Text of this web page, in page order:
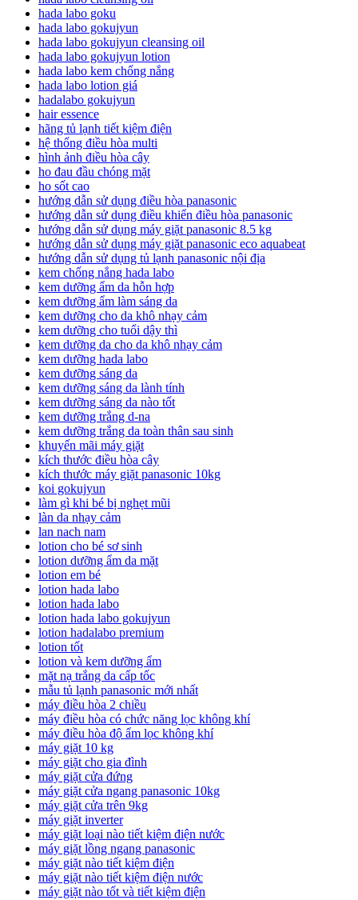
hada labo goku
hada labo gokujyun
hada labo gokujyun cleansing oil
hada labo gokujyun lotion
hada labo kem chống nắng
hada labo lotion giá
hadalabo gokujyun
hair essence
hãng tủ lạnh tiết kiệm điện
hệ thống điều hòa multi
hình ảnh điều hòa cây
ho đau đầu chóng mặt
ho sốt cao
hướng dẫn sử dụng điều hòa panasonic
hướng dẫn sử dụng điều khiển điều hòa panasonic
hướng dẫn sử dụng máy giặt panasonic 8.5 kg
hướng dẫn sử dụng máy giặt panasonic eco aquabeat
hướng dẫn sử dụng tủ lạnh panasonic nội địa
kem chống nắng hada labo
kem dưỡng ẩm da hỗn hợp
kem dưỡng ẩm làm sáng da
kem dưỡng cho da khô nhạy cảm
kem dưỡng cho tuổi dậy thì
kem dưỡng da cho da khô nhạy cảm
kem dưỡng hada labo
kem dưỡng sáng da
kem dưỡng sáng da lành tính
kem dưỡng sáng da nào tốt
kem dưỡng trắng d-na
kem dưỡng trắng da toàn thân sau sinh
khuyến mãi máy giặt
kích thước điều hòa cây
kích thước máy giặt panasonic 10kg
koi gokujyun
làm gì khi bé bị nghẹt mũi
làn da nhạy cảm
lan nach nam
lotion cho bé sơ sinh
lotion dưỡng ẩm da mặt
lotion em bé
lotion hada labo
lotion hada labo
lotion hada labo gokujyun
lotion hadalabo premium
lotion tốt
lotion và kem dưỡng ẩm
mặt nạ trắng da cấp tốc
mẫu tủ lạnh panasonic mới nhất
máy điều hòa 2 chiều
máy điều hòa có chức năng lọc không khí
máy điều hòa độ ẩm lọc không khí
máy giặt 10 kg
máy giặt cho gia đình
máy giặt cửa đứng
máy giặt cửa ngang panasonic 10kg
máy giặt cửa trên 9kg
máy giặt inverter
máy giặt loại nào tiết kiệm điện nước
máy giặt lồng ngang panasonic
máy giặt nào tiết kiệm điện
máy giặt nào tiết kiệm điện nước
máy giặt nào tốt và tiết kiệm điện